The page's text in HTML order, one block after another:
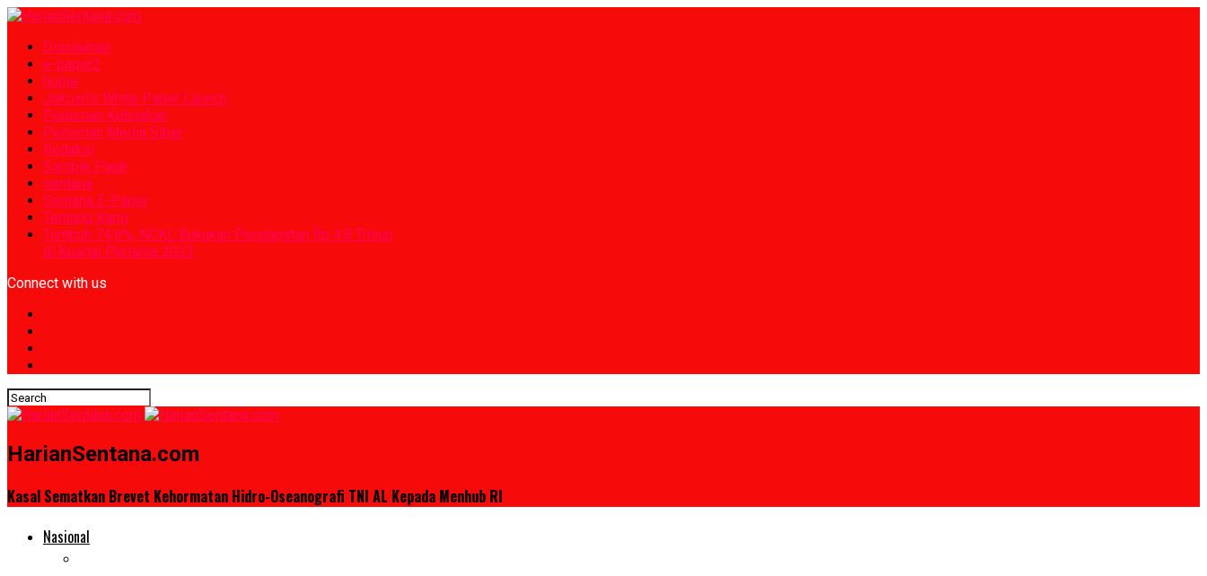
Disclaimer
e-paper2
home
Jokowi’s White Paper Launch
Pedoman Kebijakan
Pedoman Media Siber
Redaksi
Sample Page
sentana
Sentana E-Paper
Tentang Kami
Tumbuh 74,6%, NCKL Bukukan Pendapatan Rp 4,8 Triliun
di Kuartal Pertama 2023
Connect with us
HarianSentana.com
Kasal Sematkan Brevet Kehormatan Hidro-Oseanografi TNI AL Kepada Menhub RI
Nasional